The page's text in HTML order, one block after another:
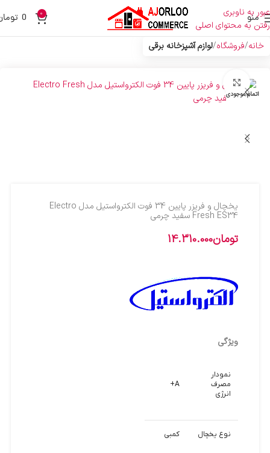
عبور به ناوبری
رفتن به محتوای اصلی
منو 0
0
خانه فروشگاه لوازم آشپزخانه برقی
اتمام موجودی
بزرگنمایی تصویر
یخچال و فریزر پایین 34 فوت الکترواستیل مدل Electro
Fresh ES34 سفید چرمی
تومان14.310.000
ویژگی
نمودار
مصرف
انرژی
A+
نوع یخچال کمبی